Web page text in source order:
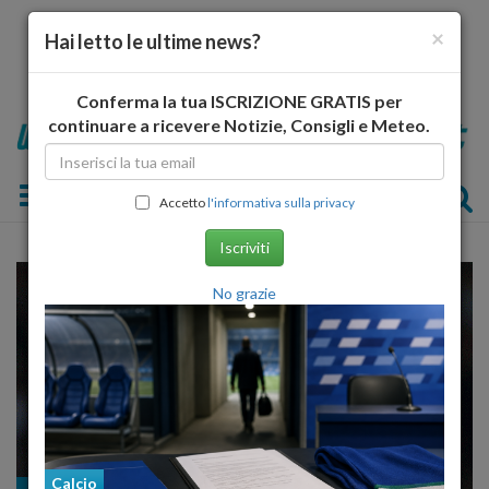
Toggle navigation
×
Hai letto le ultime news?
Conferma la tua ISCRIZIONE GRATIS per
continuare a ricevere Notizie, Consigli e Meteo.
Accettol'informativa sulla privacy
Iscriviti
No grazie
Calcio